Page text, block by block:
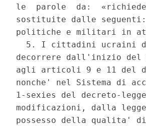
le  parole  da:
sostituite dalle
politiche e militari in
5. I cittadini ucraini
decorrere dall'inizio
agli articoli 9 e 11 del
nonche' nel Sistema di
1-sexies del decreto-
modificazioni, dalla
possesso della qualita'